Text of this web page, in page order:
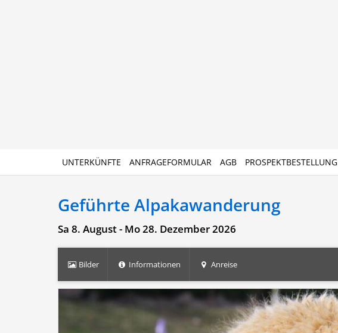
UNTERKÜNFTE ANFRAGEFORMULAR AGB PROSPEKTBESTELLUNG
Geführte Alpakawanderung
Sa 8. August - Mo 28. Dezember 2026
Bilder Informationen Anreise